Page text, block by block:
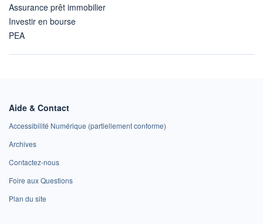
Assurance prêt immobilier
Investir en bourse
PEA
Aide & Contact
Accessibilité Numérique (partiellement conforme)
Archives
Contactez-nous
Foire aux Questions
Plan du site